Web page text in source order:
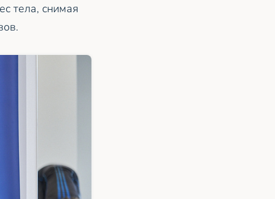
тела, снимая